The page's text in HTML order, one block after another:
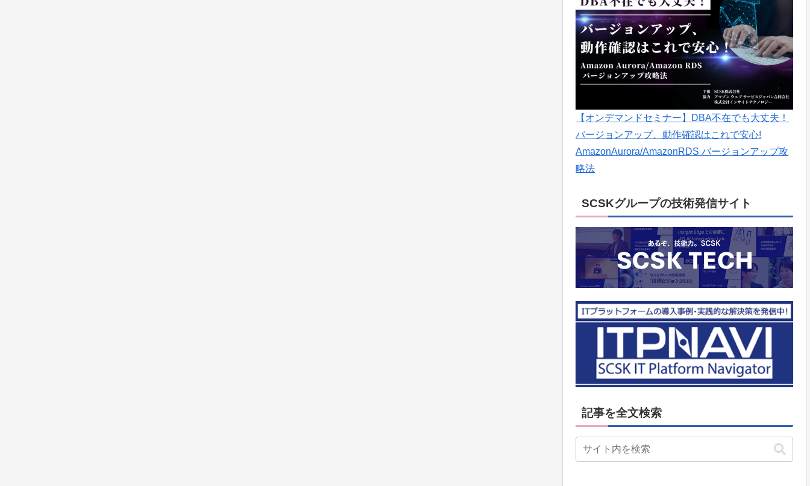
【オンデマンドセミナー】DBA不在でも大丈夫！
バージョンアップ、動作確認はこれで安心!
AmazonAurora/AmazonRDS バージョンアップ攻
略法
SCSKグループの技術発信サイト
記事を全文検索